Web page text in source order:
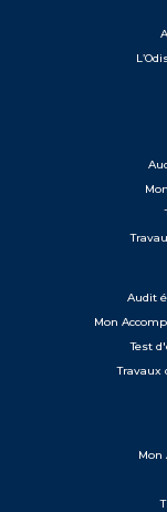
Audit
Mon
Test
Travaux
Mon